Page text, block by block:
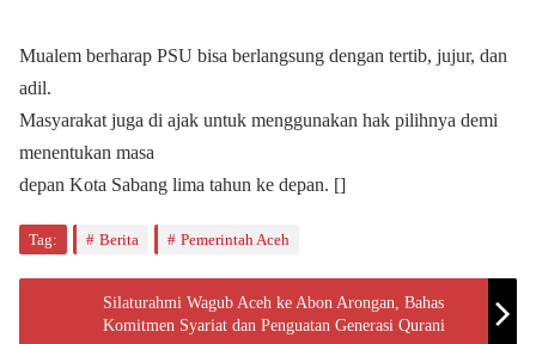
Mualem berharap PSU bisa berlangsung dengan tertib, jujur, dan
adil.
Masyarakat juga di ajak untuk menggunakan hak pilihnya demi
menentukan masa
depan Kota Sabang lima tahun ke depan. []
Tag: Berita Pemerintah Aceh
Silaturahmi Wagub Aceh ke Abon Arongan, Bahas
Komitmen Syariat dan Penguatan Generasi Qurani